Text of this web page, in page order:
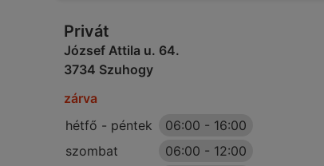
Privát
József Attila u. 64.
3734 Szuhogy
zárva
hétfő - péntek
06:00 - 16:00
szombat
06:00 - 12:00